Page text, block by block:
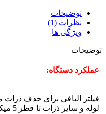
توضیحات
نظرات (1)
ویژگی ها
توضیحات
عملکرد دستگاه:
فیلتر الیافی برای حذف
لوله و سایر ذرات تا قطر 5 میکرون